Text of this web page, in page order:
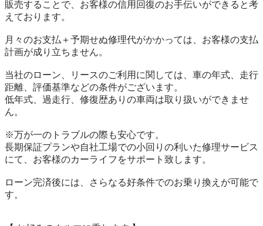
販売することで、お客様の信用回復のお手伝いができると考
えております。
月々のお支払＋予期せぬ修理代がかかっては、お客様の支払
計画が成り立ちません。
当社のローン、リースのご利用に関しては、車の年式、走行
距離、評価基準などの条件がございます。
低年式、過走行、修復歴ありの車両は取り扱いができませ
ん。
※万が一のトラブルの際も安心です。
長期保証プランや自社工場での小回りの利いた修理サービス
にて、お客様のカーライフをサポート致します。
ローン完済後には、さらなる好条件でのお乗り換えが可能で
す。